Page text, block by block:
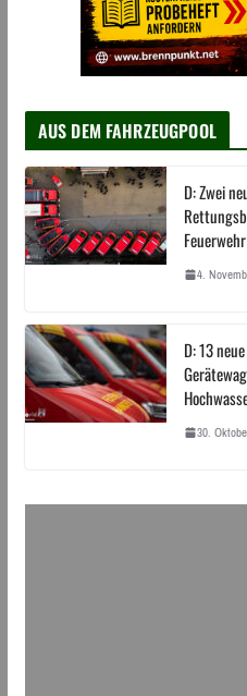
AUS DEM FAHRZEUGPOOL
D: Zwei
4.
D: 13
30.